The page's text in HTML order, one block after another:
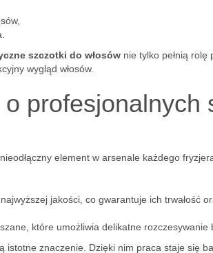
szczotki do włosów nie tylko pełnią rolę
wygląd włosów.
profesjonalnych
element w arsenale każdego
jakości, co gwarantuje ich trwałość
które umożliwia delikatne rozczesywanie
istotne znaczenie. Dzięki nim praca staje się